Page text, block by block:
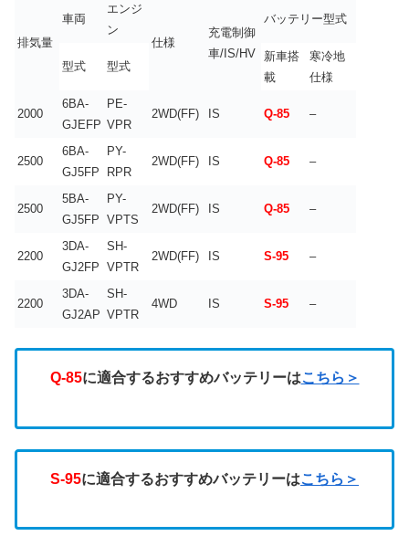
排気量
車両
エンジ
ン
仕様
充電制御
車/IS/HV
バッテリー型式
型式 型式
新車搭
載
寒冷地
仕様
2000
6BA-
GJEFP
PE-
VPR
2WD(FF) IS Q-85 –
2500
6BA-
GJ5FP
PY-
RPR
2WD(FF) IS Q-85 –
2500
5BA-
GJ5FP
PY-
VPTS
2WD(FF) IS Q-85 –
2200
3DA-
GJ2FP
SH-
VPTR
2WD(FF) IS S-95 –
2200
3DA-
GJ2AP
SH-
VPTR
4WD IS S-95 –
Q-85に適合するおすすめバッテリーはこちら＞
S-95に適合するおすすめバッテリーはこちら＞